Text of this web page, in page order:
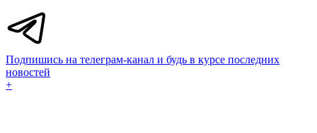
Подпишись на телеграм-канал и будь в курсе последних
новостей
+